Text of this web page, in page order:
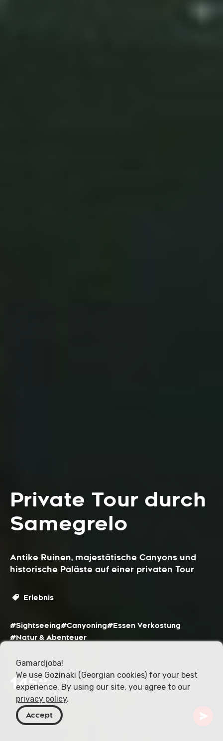
Private Tour durch
Samegrelo
Antike Ruinen, majestätische Canyons und
historische Paläste auf einer privaten Tour
Erlebnis
#Sightseeing#Canyoning#Essen Verkostung
#Natur & Abenteuer
145USD
Gamardjoba!
We use Gozinaki (Georgian cookies) for your best
experience. By using our site, you agree to our
privacy policy.
Accept